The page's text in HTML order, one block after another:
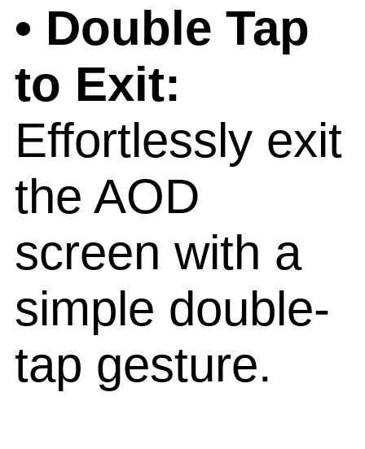
• Double Tap
to Exit:
Effortlessly exit
the AOD
screen with a
simple double-
tap gesture.